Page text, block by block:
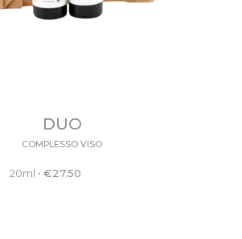
DUO
COMPLESSO VISO
20ml •€27.50